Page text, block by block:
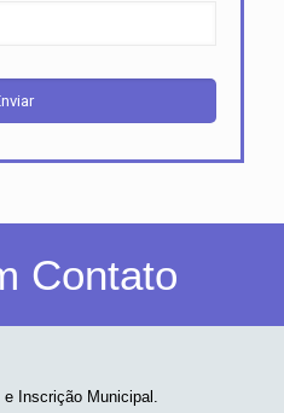
Contato
Inscrição Municipal.